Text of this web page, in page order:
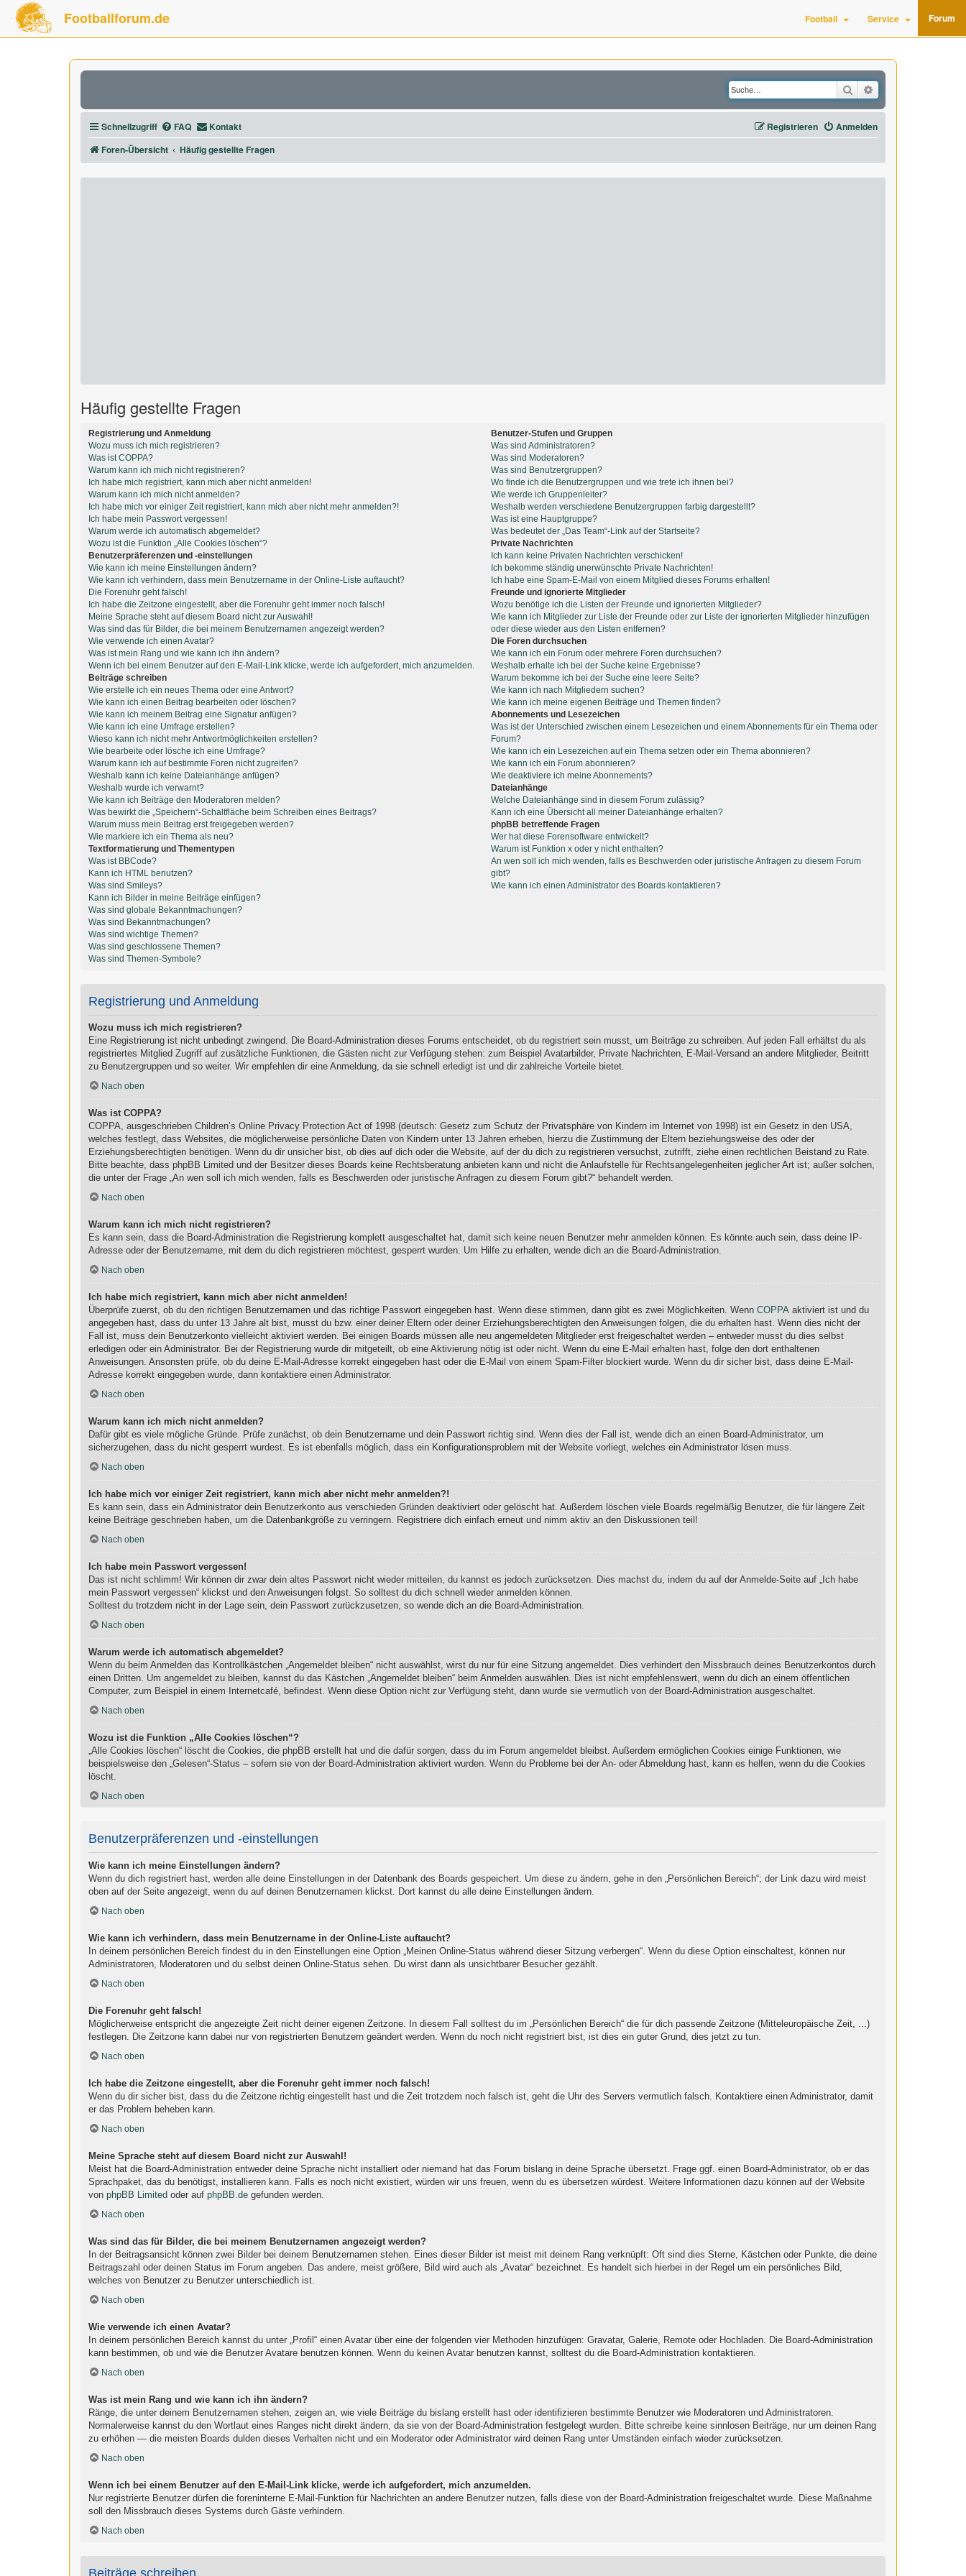
Footballforum.de Football Service Forum
Suche
Schnellzugriff FAQ Kontakt Anmelden
Registrieren
Foren-Übersicht
Häufig gestellte Fragen
Häufig gestellte Fragen
Registrierung und Anmeldung
Wozu muss ich mich registrieren?
Was ist COPPA?
Warum kann ich mich nicht registrieren?
Ich habe mich registriert, kann mich aber nicht anmelden!
Warum kann ich mich nicht anmelden?
Ich habe mich vor einiger Zeit registriert, kann mich aber nicht mehr anmelden?!
Ich habe mein Passwort vergessen!
Warum werde ich automatisch abgemeldet?
Wozu ist die Funktion „Alle Cookies löschen“?
Benutzerpräferenzen und -einstellungen
Wie kann ich meine Einstellungen ändern?
Wie kann ich verhindern, dass mein Benutzername in der Online-Liste auftaucht?
Die Forenuhr geht falsch!
Ich habe die Zeitzone eingestellt, aber die Forenuhr geht immer noch falsch!
Meine Sprache steht auf diesem Board nicht zur Auswahl!
Was sind das für Bilder, die bei meinem Benutzernamen angezeigt werden?
Wie verwende ich einen Avatar?
Was ist mein Rang und wie kann ich ihn ändern?
Wenn ich bei einem Benutzer auf den E-Mail-Link klicke, werde ich aufgefordert, mich anzumelden.
Beiträge schreiben
Wie erstelle ich ein neues Thema oder eine Antwort?
Wie kann ich einen Beitrag bearbeiten oder löschen?
Wie kann ich meinem Beitrag eine Signatur anfügen?
Wie kann ich eine Umfrage erstellen?
Wieso kann ich nicht mehr Antwortmöglichkeiten erstellen?
Wie bearbeite oder lösche ich eine Umfrage?
Warum kann ich auf bestimmte Foren nicht zugreifen?
Weshalb kann ich keine Dateianhänge anfügen?
Weshalb wurde ich verwarnt?
Wie kann ich Beiträge den Moderatoren melden?
Was bewirkt die „Speichern“-Schaltfläche beim Schreiben eines Beitrags?
Warum muss mein Beitrag erst freigegeben werden?
Wie markiere ich ein Thema als neu?
Textformatierung und Thementypen
Was ist BBCode?
Kann ich HTML benutzen?
Was sind Smileys?
Kann ich Bilder in meine Beiträge einfügen?
Was sind globale Bekanntmachungen?
Was sind Bekanntmachungen?
Was sind wichtige Themen?
Was sind geschlossene Themen?
Was sind Themen-Symbole?
Benutzer-Stufen und Gruppen
Was sind Administratoren?
Was sind Moderatoren?
Was sind Benutzergruppen?
Wo finde ich die Benutzergruppen und wie trete ich ihnen bei?
Wie werde ich Gruppenleiter?
Weshalb werden verschiedene Benutzergruppen farbig dargestellt?
Was ist eine Hauptgruppe?
Was bedeutet der „Das Team“-Link auf der Startseite?
Private Nachrichten
Ich kann keine Privaten Nachrichten verschicken!
Ich bekomme ständig unerwünschte Private Nachrichten!
Ich habe eine Spam-E-Mail von einem Mitglied dieses Forums erhalten!
Freunde und ignorierte Mitglieder
Wozu benötige ich die Listen der Freunde und ignorierten Mitglieder?
Wie kann ich Mitglieder zur Liste der Freunde oder zur Liste der ignorierten Mitglieder hinzufügen
oder diese wieder aus den Listen entfernen?
Die Foren durchsuchen
Wie kann ich ein Forum oder mehrere Foren durchsuchen?
Weshalb erhalte ich bei der Suche keine Ergebnisse?
Warum bekomme ich bei der Suche eine leere Seite?
Wie kann ich nach Mitgliedern suchen?
Wie kann ich meine eigenen Beiträge und Themen finden?
Abonnements und Lesezeichen
Was ist der Unterschied zwischen einem Lesezeichen und einem Abonnements für ein Thema oder
Forum?
Wie kann ich ein Lesezeichen auf ein Thema setzen oder ein Thema abonnieren?
Wie kann ich ein Forum abonnieren?
Wie deaktiviere ich meine Abonnements?
Dateianhänge
Welche Dateianhänge sind in diesem Forum zulässig?
Kann ich eine Übersicht all meiner Dateianhänge erhalten?
phpBB betreffende Fragen
Wer hat diese Forensoftware entwickelt?
Warum ist Funktion x oder y nicht enthalten?
An wen soll ich mich wenden, falls es Beschwerden oder juristische Anfragen zu diesem Forum
gibt?
Wie kann ich einen Administrator des Boards kontaktieren?
Registrierung und Anmeldung
Wozu muss ich mich registrieren?
Eine Registrierung ist nicht unbedingt zwingend. Die Board-Administration dieses Forums entscheidet, ob du registriert sein musst, um Beiträge zu schreiben. Auf jeden Fall erhältst du als
registriertes Mitglied Zugriff auf zusätzliche Funktionen, die Gästen nicht zur Verfügung stehen: zum Beispiel Avatarbilder, Private Nachrichten, E-Mail-Versand an andere Mitglieder, Beitritt
zu Benutzergruppen und so weiter. Wir empfehlen dir eine Anmeldung, da sie schnell erledigt ist und dir zahlreiche Vorteile bietet.
Nach oben
Was ist COPPA?
COPPA, ausgeschrieben Children’s Online Privacy Protection Act of 1998 (deutsch: Gesetz zum Schutz der Privatsphäre von Kindern im Internet von 1998) ist ein Gesetz in den USA,
welches festlegt, dass Websites, die möglicherweise persönliche Daten von Kindern unter 13 Jahren erheben, hierzu die Zustimmung der Eltern beziehungsweise des oder der
Erziehungsberechtigten benötigen. Wenn du dir unsicher bist, ob dies auf dich oder die Website, auf der du dich zu registrieren versuchst, zutrifft, ziehe einen rechtlichen Beistand zu Rate.
Bitte beachte, dass phpBB Limited und der Besitzer dieses Boards keine Rechtsberatung anbieten kann und nicht die Anlaufstelle für Rechtsangelegenheiten jeglicher Art ist; außer solchen,
die unter der Frage „An wen soll ich mich wenden, falls es Beschwerden oder juristische Anfragen zu diesem Forum gibt?“ behandelt werden.
Nach oben
Warum kann ich mich nicht registrieren?
Es kann sein, dass die Board-Administration die Registrierung komplett ausgeschaltet hat, damit sich keine neuen Benutzer mehr anmelden können. Es könnte auch sein, dass deine IP-
Adresse oder der Benutzername, mit dem du dich registrieren möchtest, gesperrt wurden. Um Hilfe zu erhalten, wende dich an die Board-Administration.
Nach oben
Ich habe mich registriert, kann mich aber nicht anmelden!
Überprüfe zuerst, ob du den richtigen Benutzernamen und das richtige Passwort eingegeben hast. Wenn diese stimmen, dann gibt es zwei Möglichkeiten. Wenn COPPA aktiviert ist und du
angegeben hast, dass du unter 13 Jahre alt bist, musst du bzw. einer deiner Eltern oder deiner Erziehungsberechtigten den Anweisungen folgen, die du erhalten hast. Wenn dies nicht der
Fall ist, muss dein Benutzerkonto vielleicht aktiviert werden. Bei einigen Boards müssen alle neu angemeldeten Mitglieder erst freigeschaltet werden – entweder musst du dies selbst
erledigen oder ein Administrator. Bei der Registrierung wurde dir mitgeteilt, ob eine Aktivierung nötig ist oder nicht. Wenn du eine E-Mail erhalten hast, folge den dort enthaltenen
Anweisungen. Ansonsten prüfe, ob du deine E-Mail-Adresse korrekt eingegeben hast oder die E-Mail von einem Spam-Filter blockiert wurde. Wenn du dir sicher bist, dass deine E-Mail-
Adresse korrekt eingegeben wurde, dann kontaktiere einen Administrator.
Nach oben
Warum kann ich mich nicht anmelden?
Dafür gibt es viele mögliche Gründe. Prüfe zunächst, ob dein Benutzername und dein Passwort richtig sind. Wenn dies der Fall ist, wende dich an einen Board-Administrator, um
sicherzugehen, dass du nicht gesperrt wurdest. Es ist ebenfalls möglich, dass ein Konfigurationsproblem mit der Website vorliegt, welches ein Administrator lösen muss.
Nach oben
Ich habe mich vor einiger Zeit registriert, kann mich aber nicht mehr anmelden?!
Es kann sein, dass ein Administrator dein Benutzerkonto aus verschieden Gründen deaktiviert oder gelöscht hat. Außerdem löschen viele Boards regelmäßig Benutzer, die für längere Zeit
keine Beiträge geschrieben haben, um die Datenbankgröße zu verringern. Registriere dich einfach erneut und nimm aktiv an den Diskussionen teil!
Nach oben
Ich habe mein Passwort vergessen!
Das ist nicht schlimm! Wir können dir zwar dein altes Passwort nicht wieder mitteilen, du kannst es jedoch zurücksetzen. Dies machst du, indem du auf der Anmelde-Seite auf „Ich habe
mein Passwort vergessen“ klickst und den Anweisungen folgst. So solltest du dich schnell wieder anmelden können.
Solltest du trotzdem nicht in der Lage sein, dein Passwort zurückzusetzen, so wende dich an die Board-Administration.
Nach oben
Warum werde ich automatisch abgemeldet?
Wenn du beim Anmelden das Kontrollkästchen „Angemeldet bleiben“ nicht auswählst, wirst du nur für eine Sitzung angemeldet. Dies verhindert den Missbrauch deines Benutzerkontos durch
einen Dritten. Um angemeldet zu bleiben, kannst du das Kästchen „Angemeldet bleiben“ beim Anmelden auswählen. Dies ist nicht empfehlenswert, wenn du dich an einem öffentlichen
Computer, zum Beispiel in einem Internetcafé, befindest. Wenn diese Option nicht zur Verfügung steht, dann wurde sie vermutlich von der Board-Administration ausgeschaltet.
Nach oben
Wozu ist die Funktion „Alle Cookies löschen“?
„Alle Cookies löschen“ löscht die Cookies, die phpBB erstellt hat und die dafür sorgen, dass du im Forum angemeldet bleibst. Außerdem ermöglichen Cookies einige Funktionen, wie
beispielsweise den „Gelesen“-Status – sofern sie von der Board-Administration aktiviert wurden. Wenn du Probleme bei der An- oder Abmeldung hast, kann es helfen, wenn du die Cookies
löscht.
Nach oben
Benutzerpräferenzen und -einstellungen
Wie kann ich meine Einstellungen ändern?
Wenn du dich registriert hast, werden alle deine Einstellungen in der Datenbank des Boards gespeichert. Um diese zu ändern, gehe in den „Persönlichen Bereich“; der Link dazu wird meist
oben auf der Seite angezeigt, wenn du auf deinen Benutzernamen klickst. Dort kannst du alle deine Einstellungen ändern.
Nach oben
Wie kann ich verhindern, dass mein Benutzername in der Online-Liste auftaucht?
In deinem persönlichen Bereich findest du in den Einstellungen eine Option „Meinen Online-Status während dieser Sitzung verbergen“. Wenn du diese Option einschaltest, können nur
Administratoren, Moderatoren und du selbst deinen Online-Status sehen. Du wirst dann als unsichtbarer Besucher gezählt.
Nach oben
Die Forenuhr geht falsch!
Möglicherweise entspricht die angezeigte Zeit nicht deiner eigenen Zeitzone. In diesem Fall solltest du im „Persönlichen Bereich“ die für dich passende Zeitzone (Mitteleuropäische Zeit, ...)
festlegen. Die Zeitzone kann dabei nur von registrierten Benutzern geändert werden. Wenn du noch nicht registriert bist, ist dies ein guter Grund, dies jetzt zu tun.
Nach oben
Ich habe die Zeitzone eingestellt, aber die Forenuhr geht immer noch falsch!
Wenn du dir sicher bist, dass du die Zeitzone richtig eingestellt hast und die Zeit trotzdem noch falsch ist, geht die Uhr des Servers vermutlich falsch. Kontaktiere einen Administrator, damit
er das Problem beheben kann.
Nach oben
Meine Sprache steht auf diesem Board nicht zur Auswahl!
Meist hat die Board-Administration entweder deine Sprache nicht installiert oder niemand hat das Forum bislang in deine Sprache übersetzt. Frage ggf. einen Board-Administrator, ob er das
Sprachpaket, das du benötigst, installieren kann. Falls es noch nicht existiert, würden wir uns freuen, wenn du es übersetzen würdest. Weitere Informationen dazu können auf der Website
von phpBB Limited oder auf phpBB.de gefunden werden.
Nach oben
Was sind das für Bilder, die bei meinem Benutzernamen angezeigt werden?
In der Beitragsansicht können zwei Bilder bei deinem Benutzernamen stehen. Eines dieser Bilder ist meist mit deinem Rang verknüpft: Oft sind dies Sterne, Kästchen oder Punkte, die deine
Beitragszahl oder deinen Status im Forum angeben. Das andere, meist größere, Bild wird auch als „Avatar“ bezeichnet. Es handelt sich hierbei in der Regel um ein persönliches Bild,
welches von Benutzer zu Benutzer unterschiedlich ist.
Nach oben
Wie verwende ich einen Avatar?
In deinem persönlichen Bereich kannst du unter „Profil“ einen Avatar über eine der folgenden vier Methoden hinzufügen: Gravatar, Galerie, Remote oder Hochladen. Die Board-Administration
kann bestimmen, ob und wie die Benutzer Avatare benutzen können. Wenn du keinen Avatar benutzen kannst, solltest du die Board-Administration kontaktieren.
Nach oben
Was ist mein Rang und wie kann ich ihn ändern?
Ränge, die unter deinem Benutzernamen stehen, zeigen an, wie viele Beiträge du bislang erstellt hast oder identifizieren bestimmte Benutzer wie Moderatoren und Administratoren.
Normalerweise kannst du den Wortlaut eines Ranges nicht direkt ändern, da sie von der Board-Administration festgelegt wurden. Bitte schreibe keine sinnlosen Beiträge, nur um deinen Rang
zu erhöhen — die meisten Boards dulden dieses Verhalten nicht und ein Moderator oder Administrator wird deinen Rang unter Umständen einfach wieder zurücksetzen.
Nach oben
Wenn ich bei einem Benutzer auf den E-Mail-Link klicke, werde ich aufgefordert, mich anzumelden.
Nur registrierte Benutzer dürfen die foreninterne E-Mail-Funktion für Nachrichten an andere Benutzer nutzen, falls diese von der Board-Administration freigeschaltet wurde. Diese Maßnahme
soll den Missbrauch dieses Systems durch Gäste verhindern.
Nach oben
Beiträge schreiben